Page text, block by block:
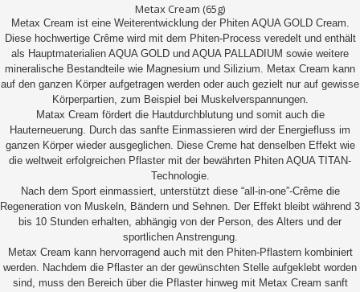
Metax Cream (65g)
Metax Cream ist eine Weiterentwicklung der Phiten AQUA GOLD Cream.
Diese hochwertige Crême wird mit dem Phiten-Process veredelt und enthält
als Hauptmaterialien AQUA GOLD und AQUA PALLADIUM sowie weitere
mineralische Bestandteile wie Magnesium und Silizium. Metax Cream kann
auf den ganzen Körper aufgetragen werden oder auch gezielt nur auf gewisse
Körperpartien, zum Beispiel bei Muskelverspannungen.
Matax Cream fördert die Hautdurchblutung und somit auch die
Hauterneuerung. Durch das sanfte Einmassieren wird der Energiefluss im
ganzen Körper wieder ausgeglichen. Diese Creme hat denselben Effekt wie
die weltweit erfolgreichen Pflaster mit der bewährten Phiten AQUA TITAN-
Technologie.
Nach dem Sport einmassiert, unterstützt diese “all-in-one”-Crême die
Regeneration von Muskeln, Bändern und Sehnen. Der Effekt bleibt während 3
bis 10 Stunden erhalten, abhängig von der Person, des Alters und der
sportlichen Anstrengung.
Metax Cream kann hervorragend auch mit den Phiten-Pflastern kombiniert
werden. Nachdem die Pflaster an der gewünschten Stelle aufgeklebt worden
sind, muss den Bereich über die Pflaster hinweg mit Metax Cream sanft